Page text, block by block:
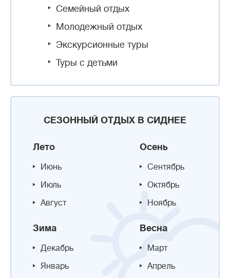
Семейный отдых
Молодежный отдых
Экскурсионные туры
Туры с детьми
СЕЗОННЫЙ ОТДЫХ В СИДНЕЕ
Лето
Июнь
Июль
Август
Осень
Сентябрь
Октябрь
Ноябрь
Зима
Декабрь
Январь
Весна
Март
Апрель